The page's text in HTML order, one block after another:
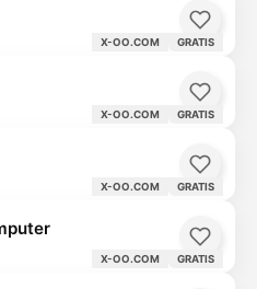
X-OO.COM GRATIS
X-OO.COM GRATIS
X-OO.COM GRATIS
X-OO.COM GRATIS